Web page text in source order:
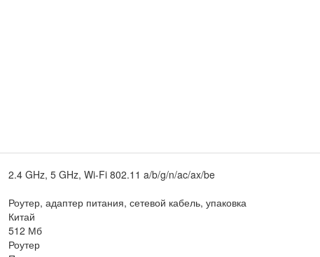
2.4 GHz, 5 GHz, Wi-Fi 802.11 a/b/g/n/ac/ax/be
Роутер, адаптер питания, сетевой кабель, упаковка
Китай
512 Мб
Роутер